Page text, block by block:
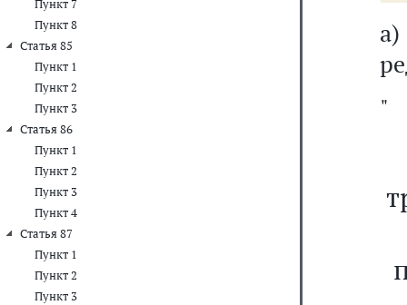
Пункт 7
Пункт 8
Статья 85
Пункт 1
Пункт 2
Пункт 3
Статья 86
Пункт 1
Пункт 2
Пункт 3
Пункт 4
Статья 87
Пункт 1
Пункт 2
Пункт 3
"